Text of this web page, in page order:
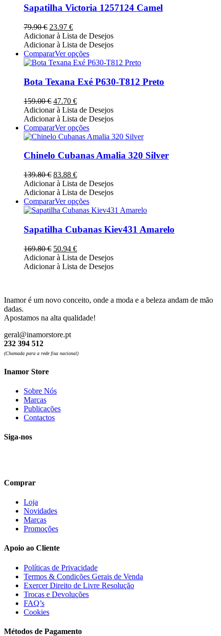
multiple
options
may
be
chosen
on
the
product
Sapatilha Victoria 1257124 Camel
79.90€ O
preço
original
era:
79.90 €.
23.97 €O
preço
atual
é:
23.97 €.
Adicionar à Lista de Desejos
Adicionar à Lista de Desejos
CompararVer opçõesThis
product
multiple
variants.
options
may
be
chosen
on
product
Bota Texana Exé P630-T812 Preto
159.00€ O
preço
original
era:
159.00 €.
47.70 €O
preço
atual
é:
47.70 €.
Adicionar à Lista de Desejos
Adicionar à Lista de Desejos
CompararVer opçõesThis
product
multiple
options
may
be
chosen
on
product
Chinelo Cubanas Amalia 320 Silver
139.80€ O
preço
original
era:
139.80 €.
83.88 €O
preço
atual
é:
83.88 €.
Adicionar à Lista de Desejos
Adicionar à Lista de Desejos
CompararVer opçõesThis
product
multiple
variants.
options
may
be
the
page
Sapatilha Cubanas Kiev431 Amarelo
169.80€ O
preço
original
50.94 €O
preço
atual
Adicionar à Lista de Desejos
Adicionar à Lista de Desejos
Inamor é um novo conceito, onde a moda e a beleza andam de mão
dadas.
Apostamos na alta qualidade!
geral@inamorstore.pt
232 394 512
(Chamada para a rede fixa nacional)
Inamor Store
Sobre Nós
Marcas
Publicações
Contactos
Siga-nos
Comprar
Loja
Novidades
Marcas
Promoções
Apoio ao Cliente
Políticas de Privacidade
Termos & Condições Gerais de Venda
Exercer Direito de Livre Resolução
Trocas e Devoluções
FAQ’s
Cookies
Métodos de Pagamento